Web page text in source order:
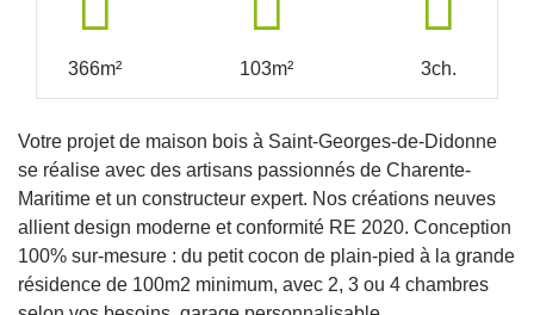
366m² 103m² 3ch.
Votre projet de maison bois à Saint-Georges-de-Didonne
se réalise avec des artisans passionnés de Charente-
Maritime et un constructeur expert. Nos créations neuves
allient design moderne et conformité RE 2020. Conception
100% sur-mesure : du petit cocon de plain-pied à la grande
résidence de 100m2 minimum, avec 2, 3 ou 4 chambres